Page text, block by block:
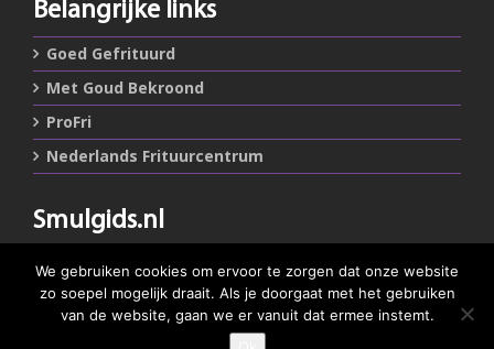
Belangrijke links
Goed Gefrituurd
Met Goud Bekroond
ProFri
Nederlands Frituurcentrum
Smulgids.nl
Blaarthemseweg 72
5502 JW Veldhoven
We gebruiken cookies om ervoor te zorgen dat onze website
zo soepel mogelijk draait. Als je doorgaat met het gebruiken
van de website, gaan we er vanuit dat ermee instemt.